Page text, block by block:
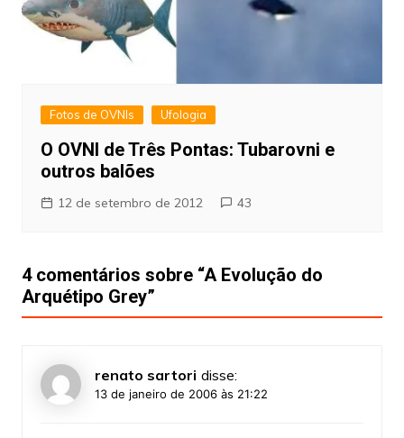
Fotos de OVNIs Ufologia
O OVNI de Três Pontas: Tubarovni e
outros balões
12 de setembro de 2012 43
4 comentários sobre “A Evolução do
Arquétipo Grey”
renato sartori disse:
13 de janeiro de 2006 às 21:22